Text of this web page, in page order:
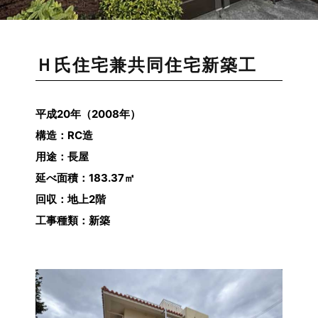
Ｈ氏住宅兼共同住宅新築工
平成20年（2008年）
構造：RC造
用途：長屋
延べ面積：183.37㎡
回収：地上2階
工事種類：新築